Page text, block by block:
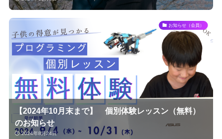
お知らせ（会員）
【2024年10月末まで】 個別体験レッスン（無料）
のお知らせ
2024年8月24日